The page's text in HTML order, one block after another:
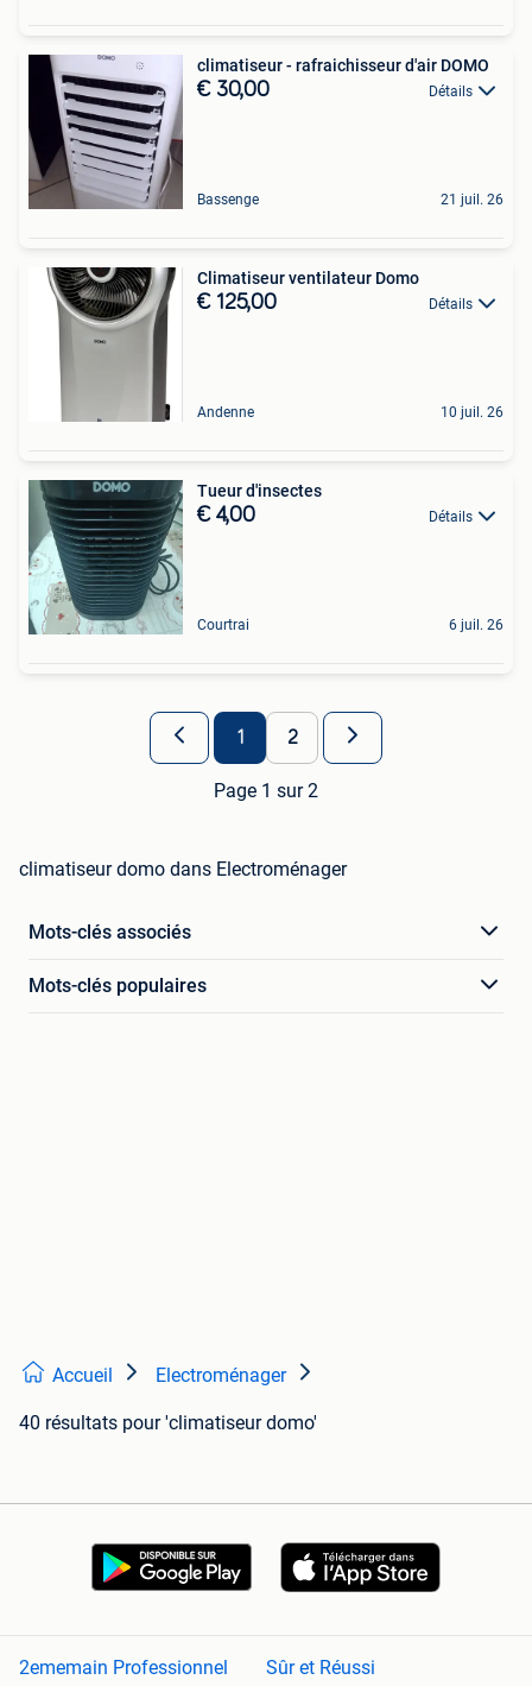
climatiseur - rafraichisseur d'air DOMO
€ 30,00 Détails
Bassenge 21 juil. 26
Climatiseur ventilateur Domo
€ 125,00 Détails
Andenne 10 juil. 26
Tueur d'insectes
€ 4,00 Détails
Courtrai 6 juil. 26
1 2
Page 1 sur 2
climatiseur domo dans Electroménager
Mots-clés associés
Mots-clés populaires
Accueil Electroménager
40 résultats pour 'climatiseur domo'
2ememain Professionnel Sûr et Réussi